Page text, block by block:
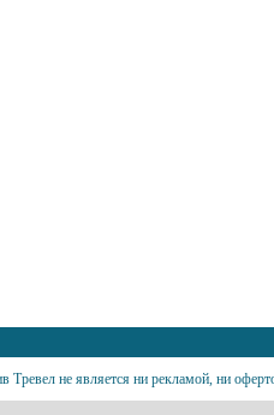
не является ни рекламой, ни